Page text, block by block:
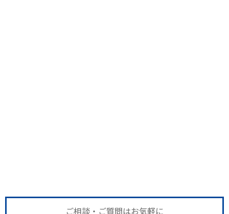
ご相談・ご質問はお気軽に